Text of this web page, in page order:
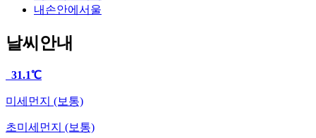
내손안에서울
날씨안내
31.1℃
미세먼지 (보통)
초미세먼지 (보통)